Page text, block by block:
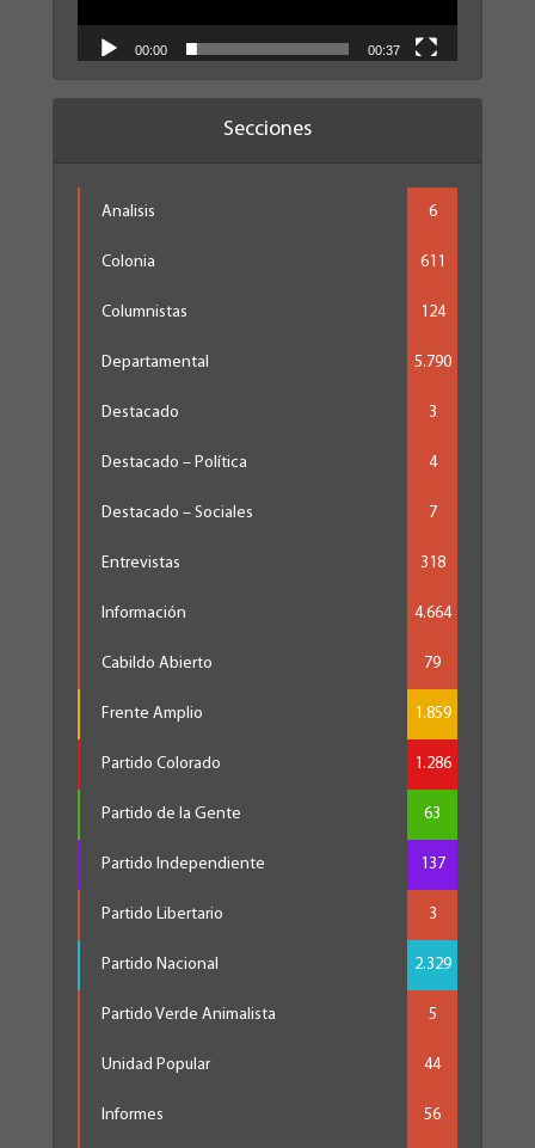
00:00 00:37
Secciones
Analisis 6
Colonia 611
Columnistas 124
Departamental 5.790
Destacado 3
Destacado – Política 4
Destacado – Sociales 7
Entrevistas 318
Información 4.664
Cabildo Abierto 79
Frente Amplio 1.859
Partido Colorado 1.286
Partido de la Gente 63
Partido Independiente 137
Partido Libertario 3
Partido Nacional 2.329
Partido Verde Animalista 5
Unidad Popular 44
Informes 56